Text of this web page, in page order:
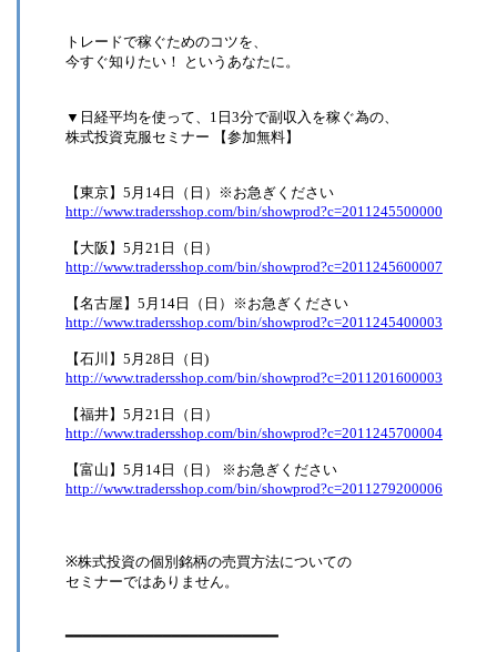
トレードで稼ぐためのコツを、
今すぐ知りたい！ というあなたに。
▼日経平均を使って、1日3分で副収入を稼ぐ為の、
株式投資克服セミナー 【参加無料】
【東京】5月14日（日）※お急ぎください
http://www.tradersshop.com/bin/showprod?c=2011245500000
【大阪】5月21日（日）
http://www.tradersshop.com/bin/showprod?c=2011245600007
【名古屋】5月14日（日）※お急ぎください
http://www.tradersshop.com/bin/showprod?c=2011245400003
【石川】5月28日（日)
http://www.tradersshop.com/bin/showprod?c=2011201600003
【福井】5月21日（日）
http://www.tradersshop.com/bin/showprod?c=2011245700004
【富山】5月14日（日） ※お急ぎください
http://www.tradersshop.com/bin/showprod?c=2011279200006
※株式投資の個別銘柄の売買方法についての
セミナーではありません。
━━━━━━━━━━━━━━━━━━━━━━━━